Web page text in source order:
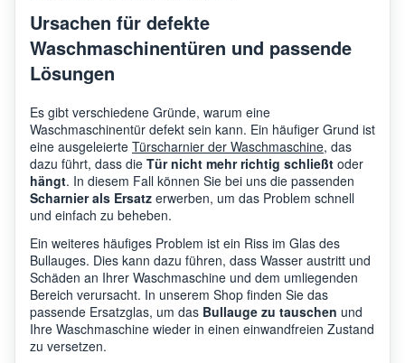
Ursachen für defekte
Waschmaschinentüren und passende
Lösungen
Es gibt verschiedene Gründe, warum eine
Waschmaschinentür defekt sein kann. Ein häufiger Grund ist
eine ausgeleierte Türscharnier der Waschmaschine, das
dazu führt, dass die Tür nicht mehr richtig schließt oder
hängt. In diesem Fall können Sie bei uns die passenden
Scharnier als Ersatz erwerben, um das Problem schnell
und einfach zu beheben.
Ein weiteres häufiges Problem ist ein Riss im Glas des
Bullauges. Dies kann dazu führen, dass Wasser austritt und
Schäden an Ihrer Waschmaschine und dem umliegenden
Bereich verursacht. In unserem Shop finden Sie das
passende Ersatzglas, um das Bullauge zu tauschen und
Ihre Waschmaschine wieder in einen einwandfreien Zustand
zu versetzen.